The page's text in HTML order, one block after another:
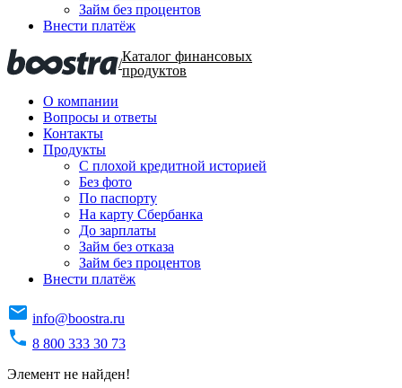
Займ без процентов
Внести платёж
/Каталог финансовых
продуктов
О компании
Вопросы и ответы
Контакты
Продукты
C плохой кредитной историей
Без фото
По паспорту
На карту Сбербанка
До зарплаты
Займ без отказа
Займ без процентов
Внести платёж
info@boostra.ru
8 800 333 30 73
Элемент не найден!